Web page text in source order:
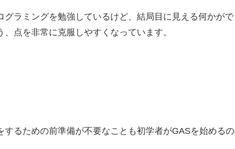
グラミングを勉強しているけど、結局目に見える何かがで
点を非常に克服しやすくなっています。
するための前準備が不要なことも初学者がGASを始めるの